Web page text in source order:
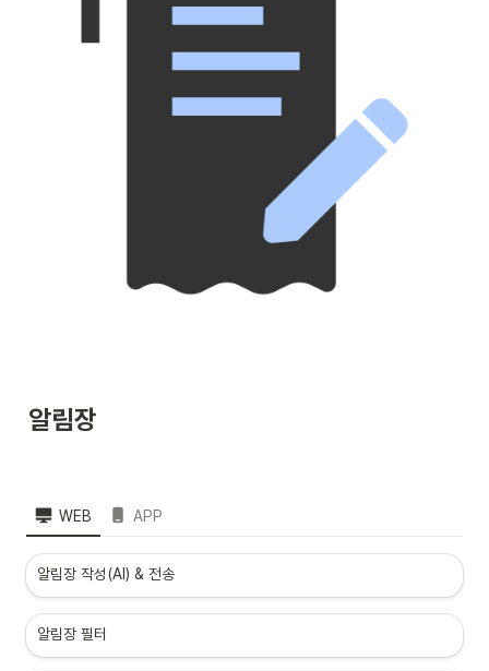
알림장
WEB APP
알림장 작성(AI) & 전송
알림장 필터